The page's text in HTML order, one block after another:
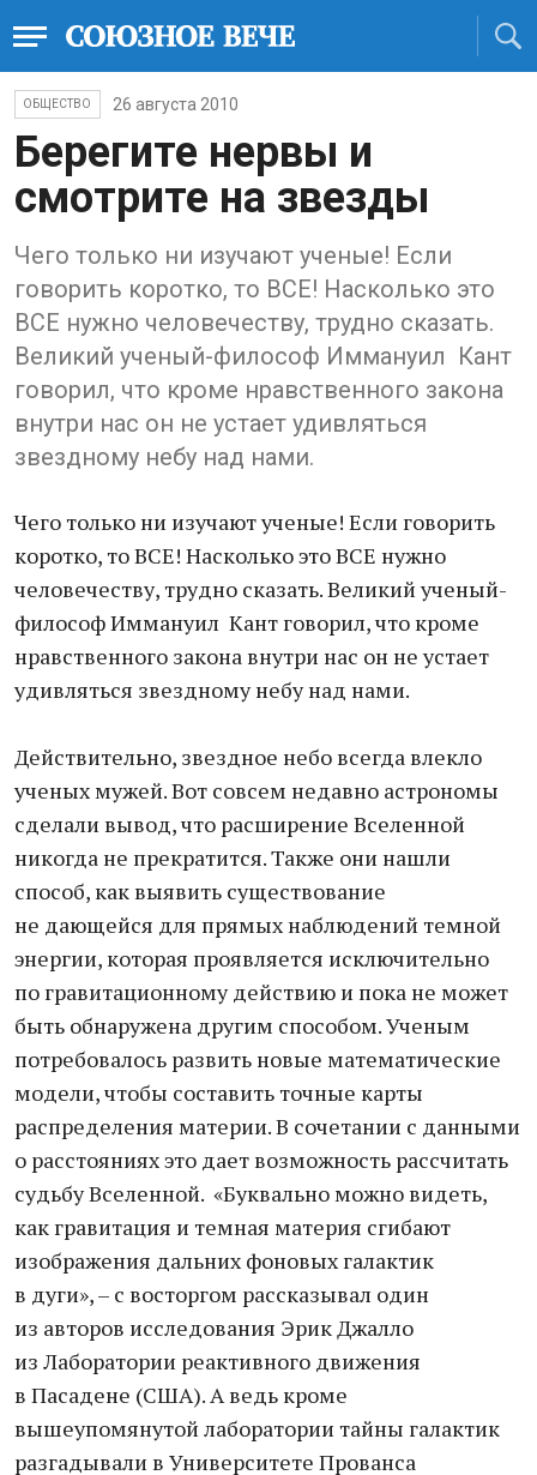
ОБЩЕСТВО 26 августа 2010
Берегите нервы и
смотрите на звезды
Чего только ни изучают ученые! Если
говорить коротко, то ВСЕ! Насколько это
ВСЕ нужно человечеству, трудно сказать.
Великий ученый-философ Иммануил Кант
говорил, что кроме нравственного закона
внутри нас он не устает удивляться
звездному небу над нами.
Чего только ни изучают ученые! Если говорить
коротко, то ВСЕ! Насколько это ВСЕ нужно
человечеству, трудно сказать. Великий ученый-
философ Иммануил Кант говорил, что кроме
нравственного закона внутри нас он не устает
удивляться звездному небу над нами.
Действительно, звездное небо всегда влекло
ученых мужей. Вот совсем недавно астрономы
сделали вывод, что расширение Вселенной
никогда не прекратится. Также они нашли
способ, как выявить существование
не дающейся для прямых наблюдений темной
энергии, которая проявляется исключительно
по гравитационному действию и пока не может
быть обнаружена другим способом. Ученым
потребовалось развить новые математические
модели, чтобы составить точные карты
распределения материи. В сочетании с данными
о расстояниях это дает возможность рассчитать
судьбу Вселенной. «Буквально можно видеть,
как гравитация и темная материя сгибают
изображения дальних фоновых галактик
в дуги», – с восторгом рассказывал один
из авторов исследования Эрик Джалло
из Лаборатории реактивного движения
в Пасадене (США). А ведь кроме
вышеупомянутой лаборатории тайны галактик
разгадывали в Университете Прованса